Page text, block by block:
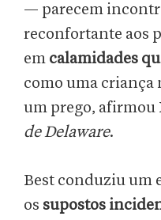
— parecem
reconfortante aos
em calamidades
como uma criança
um prego, afirmou
de Delaware.
Best conduziu um
os supostos